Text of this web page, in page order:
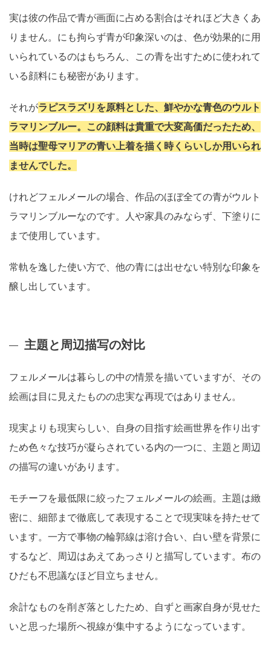
実は彼の作品で青が画面に占める割合はそれほど大きくあ
りません。にも拘らず青が印象深いのは、色が効果的に用
いられているのはもちろん、この青を出すために使われて
いる顔料にも秘密があります。
それがラピスラズリを原料とした、鮮やかな青色のウルト
ラマリンブルー。この顔料は貴重で大変高価だったため、
当時は聖母マリアの青い上着を描く時くらいしか用いられ
ませんでした。
けれどフェルメールの場合、作品のほぼ全ての青がウルト
ラマリンブルーなのです。人や家具のみならず、下塗りに
まで使用しています。
常軌を逸した使い方で、他の青には出せない特別な印象を
醸し出しています。
主題と周辺描写の対比
フェルメールは暮らしの中の情景を描いていますが、その
絵画は目に見えたものの忠実な再現ではありません。
現実よりも現実らしい、自身の目指す絵画世界を作り出す
ため色々な技巧が凝らされている内の一つに、主題と周辺
の描写の違いがあります。
モチーフを最低限に絞ったフェルメールの絵画。主題は緻
密に、細部まで徹底して表現することで現実味を持たせて
います。一方で事物の輪郭線は溶け合い、白い壁を背景に
するなど、周辺はあえてあっさりと描写しています。布の
ひだも不思議なほど目立ちません。
余計なものを削ぎ落としたため、自ずと画家自身が見せた
いと思った場所へ視線が集中するようになっています。